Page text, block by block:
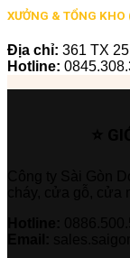
XƯỞNG & TỔNG
Địa chỉ: 361 TX
Hotline: